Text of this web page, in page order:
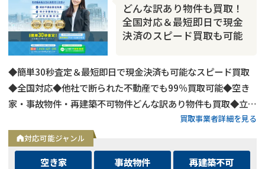
どんな訳あり物件も買取！
全国対応＆最短即日で現金
決済のスピード買取も可能
◆簡単30秒査定＆最短即日で現金決済も可能なスピード買取
◆全国対応◆他社で断られた不動産でも99％買取可能◆空き
家・事故物件・再建築不可物件どんな訳あり物件も買取◆立ち
退き・相続・共有持分など複雑な問題を抱えた不動産もOK
買取事業者詳細を見る
対応可能ジャンル
空き家 事故物件
再建築不可